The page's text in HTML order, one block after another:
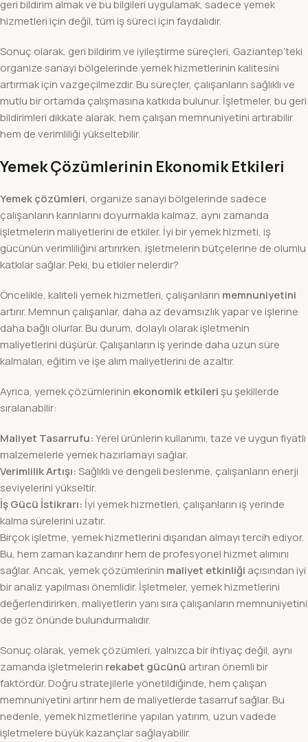
geri bildirim almak ve bu bilgileri uygulamak, sadece yemek
hizmetleri için değil, tüm iş süreci için faydalıdır.
Sonuç olarak, geri bildirim ve iyileştirme süreçleri, Gaziantep’teki
organize sanayi bölgelerinde yemek hizmetlerinin kalitesini
artırmak için vazgeçilmezdir. Bu süreçler, çalışanların sağlıklı ve
mutlu bir ortamda çalışmasına katkıda bulunur. İşletmeler, bu geri
bildirimleri dikkate alarak, hem çalışan memnuniyetini artırabilir
hem de verimliliği yükseltebilir.
Yemek Çözümlerinin Ekonomik Etkileri
Yemek çözümleri, organize sanayi bölgelerinde sadece
çalışanların karınlarını doyurmakla kalmaz, aynı zamanda
işletmelerin maliyetlerini de etkiler. İyi bir yemek hizmeti, iş
gücünün verimliliğini artırırken, işletmelerin bütçelerine de olumlu
katkılar sağlar. Peki, bu etkiler nelerdir?
Öncelikle, kaliteli yemek hizmetleri, çalışanların memnuniyetini
artırır. Memnun çalışanlar, daha az devamsızlık yapar ve işlerine
daha bağlı olurlar. Bu durum, dolaylı olarak işletmenin
maliyetlerini düşürür. Çalışanların iş yerinde daha uzun süre
kalmaları, eğitim ve işe alım maliyetlerini de azaltır.
Ayrıca, yemek çözümlerinin ekonomik etkileri şu şekillerde
sıralanabilir:
Maliyet Tasarrufu:Yerel ürünlerin kullanımı, taze ve uygun fiyatlı
malzemelerle yemek hazırlamayı sağlar.
Verimlilik Artışı:Sağlıklı ve dengeli beslenme, çalışanların enerji
seviyelerini yükseltir.
İş Gücü İstikrarı: İyi yemek hizmetleri, çalışanların iş yerinde
kalma sürelerini uzatır.
Birçok işletme, yemek hizmetlerini dışarıdan almayı tercih ediyor.
Bu, hem zaman kazandırır hem de profesyonel hizmet alımını
sağlar. Ancak, yemek çözümlerinin maliyet etkinliği açısından iyi
bir analiz yapılması önemlidir. İşletmeler, yemek hizmetlerini
değerlendirirken, maliyetlerin yanı sıra çalışanların memnuniyetini
de göz önünde bulundurmalıdır.
Sonuç olarak, yemek çözümleri, yalnızca bir ihtiyaç değil, aynı
zamanda işletmelerin rekabet gücünü artıran önemli bir
faktördür. Doğru stratejilerle yönetildiğinde, hem çalışan
memnuniyetini artırır hem de maliyetlerde tasarruf sağlar. Bu
nedenle, yemek hizmetlerine yapılan yatırım, uzun vadede
işletmelere büyük kazançlar sağlayabilir.